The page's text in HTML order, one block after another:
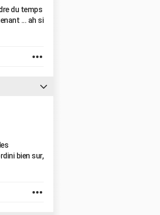
du temps
... ah si
bien sur,